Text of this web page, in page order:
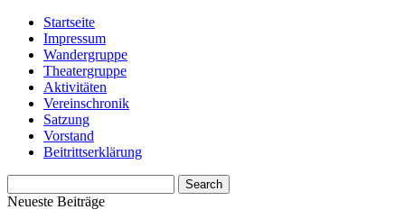
Startseite
Impressum
Wandergruppe
Theatergruppe
Aktivitäten
Vereinschronik
Satzung
Vorstand
Beitrittserklärung
Neueste Beiträge